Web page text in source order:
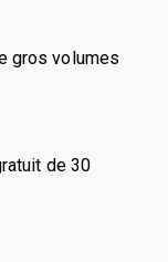
gros volumes
de 30